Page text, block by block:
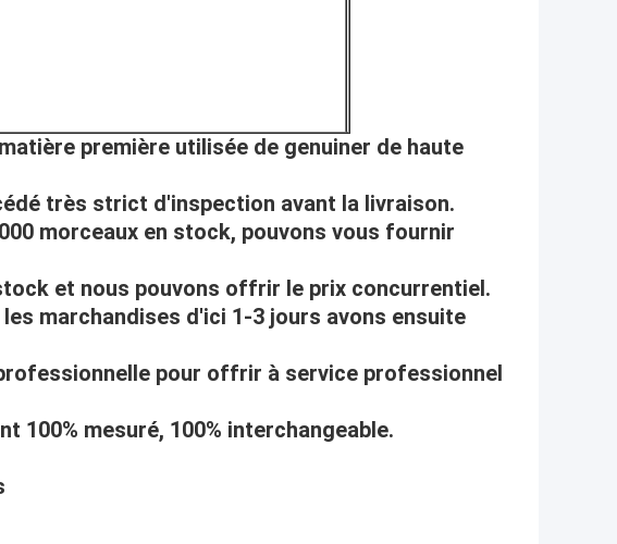
première utilisée de genuiner de haute
très strict d'inspection avant la livraison.
morceaux en stock, pouvons vous fournir
et nous pouvons offrir le prix concurrentiel.
marchandises d'ici 1-3 jours avons ensuite
pour offrir à service professionnel
100% mesuré, 100% interchangeable.